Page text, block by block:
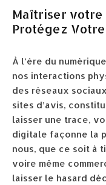
Maîtriser votre
Protégez
À l’ère du
nos interactions
des réseaux
sites d’avis,
laisser une trace,
digitale façonne la
nous, que ce soit à
voire même
laisser le hasard